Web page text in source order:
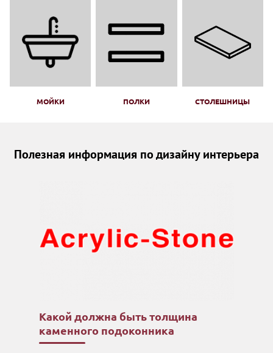
МОЙКИ ПОЛКИ СТОЛЕШНИЦЫ
Полезная информация по дизайну интерьера
Какой должна быть толщина
каменного подоконника